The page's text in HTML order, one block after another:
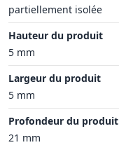
partiellement isolée
Hauteur du produit
5 mm
Largeur du produit
5 mm
Profondeur du produit
21 mm